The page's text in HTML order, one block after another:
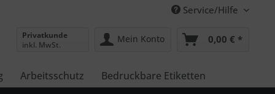
Service/Hilfe
Privatkunde
inkl. MwSt.
Mein Konto 0,00 € *
Arbeitsschutz Bedruckbare Etiketten